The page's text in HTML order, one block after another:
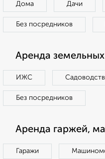
Дома Дачи
Без посредников
Аренда земельных
ИЖС
Без посредников
Аренда гаржей,
Гаражи